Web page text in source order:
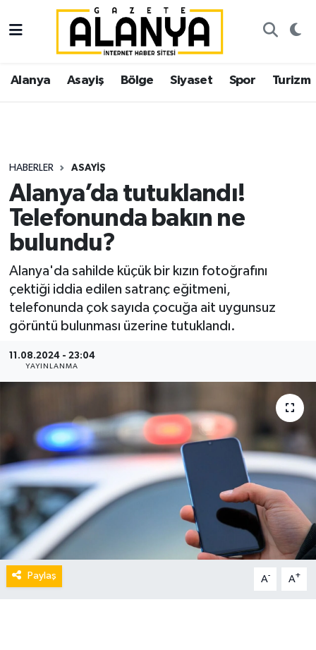
Alanya Asayiş Bölge Siyaset Spor Turizm
HABERLER ASAYIŞ
Alanya’da tutuklandı!
Telefonunda bakın ne
bulundu?
Alanya'da sahilde küçük bir kızın fotoğrafını
çektiği iddia edilen satranç eğitmeni,
telefonunda çok sayıda çocuğa ait uygunsuz
görüntü bulunması üzerine tutuklandı.
11.08.2024 - 23:04
YAYINLANMA
Paylaş A- A+
Alanya
Asayiş
Siyaset
Spor
Turizm
Ekonomi
Gazipaşa
İstanbul Nöbetçi Eczaneler
İstanbul Hava Durumu
Süper Lig Puan Durumu ve Fikstür
Tüm Manşetler
Son Dakika Haberleri
Haber Arşivi